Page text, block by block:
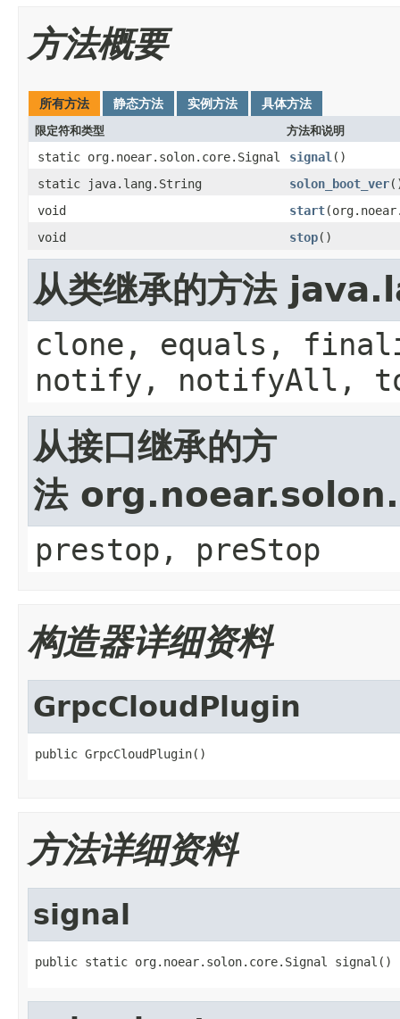
方法概要
所有方法 静态方法 实例方法 具体方法
限定符和类型 方法和说明
static org.noear.solon.core.Signal signal ()
static java.lang.String
solon_boot_ver
void
start
void
stop()
从类继承的方法
clone, equals,
notify, notifyAll,
从接口继承的方
法
prestop, preStop
构造器详细资料
GrpcCloudPlugin
public GrpcCloudPlugin()
方法详细资料
signal
public static org.noear.solon.core.Signal signal()